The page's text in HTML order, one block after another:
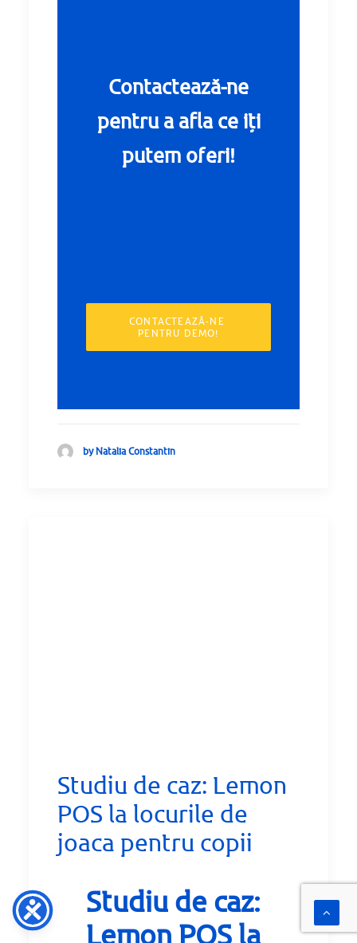
Contactează-ne
pentru a afla ce iți
putem oferi!
CONTACTEAZĂ-NE
PENTRU DEMO!
by Natalia Constantin
Studiu de caz: Lemon
POS la locurile de
joaca pentru copii
Studiu de caz:
Lemon POS la